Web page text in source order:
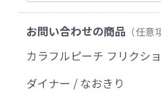
お問い合わせの商品 （任意
カラフルピーチ フリクシ
ダイナー / なおきり